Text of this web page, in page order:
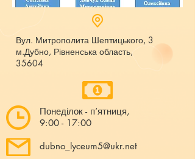
Вул. Митрополита Шептицького, 3
м.Дубно, Рівненська область,
35604
Понеділок - п’ятниця,
9:00 - 17:00
dubno_lyceum5@ukr.net